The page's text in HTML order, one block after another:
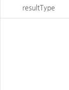
resultType